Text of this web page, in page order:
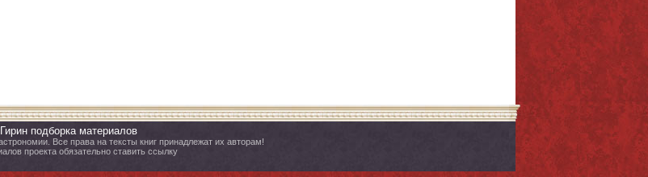
подборка материалов
Все права на тексты книг принадлежат их авторам!
проекта обязательно ставить ссылку